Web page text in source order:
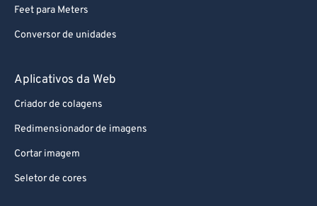
Feet para Meters
Conversor de unidades
Aplicativos da Web
Criador de colagens
Redimensionador de imagens
Cortar imagem
Seletor de cores